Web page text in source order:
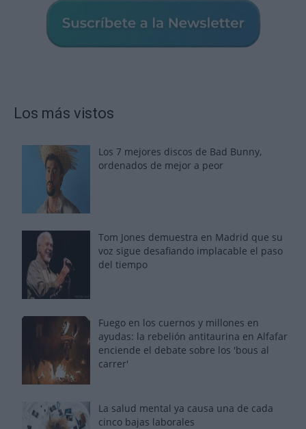
Los más vistos
Los 7 mejores discos de Bad Bunny,
ordenados de mejor a peor
Tom Jones demuestra en Madrid que su
voz sigue desafiando implacable el paso
del tiempo
Fuego en los cuernos y millones en
ayudas: la rebelión antitaurina en Alfafar
enciende el debate sobre los 'bous al
carrer'
La salud mental ya causa una de cada
cinco bajas laborales